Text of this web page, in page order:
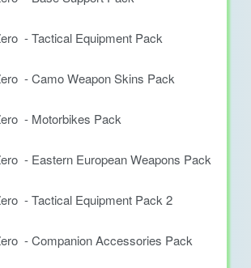
- Tactical Equipment Pack
- Camo Weapon Skins Pack
- Motorbikes Pack
- Eastern European Weapons Pack
- Tactical Equipment Pack 2
- Companion Accessories Pack